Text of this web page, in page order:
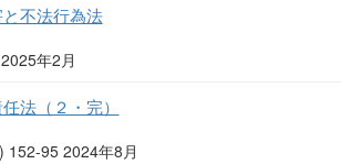
不法行為法
年2月
法（２・完）
152-95 2024年8月